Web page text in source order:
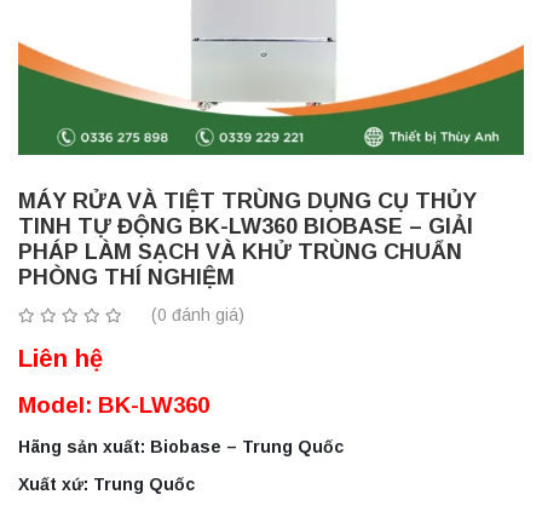
MÁY RỬA VÀ TIỆT TRÙNG DỤNG CỤ THỦY
TINH TỰ ĐỘNG BK-LW360 BIOBASE – GIẢI
PHÁP LÀM SẠCH VÀ KHỬ TRÙNG CHUẨN
PHÒNG THÍ NGHIỆM
(0 đánh giá)
Liên hệ
Model: BK-LW360
Hãng sản xuất: Biobase – Trung Quốc
Xuất xứ: Trung Quốc